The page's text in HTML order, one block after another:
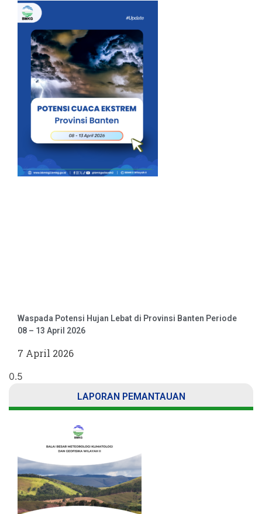
Waspada Potensi Hujan Lebat di Provinsi Banten Periode
08 – 13 April 2026
7 April 2026
LAPORAN PEMANTAUAN